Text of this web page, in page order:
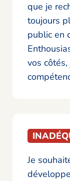
que je
toujours
public en
vos
Je